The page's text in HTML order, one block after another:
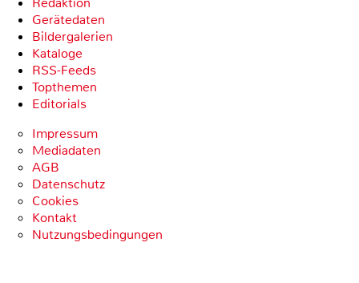
Gerätedaten
Bildergalerien
Kataloge
RSS-Feeds
Topthemen
Editorials
Impressum
Mediadaten
AGB
Datenschutz
Cookies
Kontakt
Nutzungsbedingungen